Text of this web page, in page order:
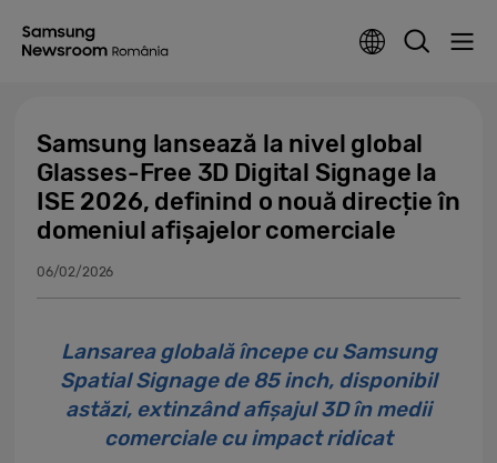
Samsung lansează la nivel global
Glasses-Free 3D Digital Signage la
ISE 2026, definind o nouă direcție în
domeniul afișajelor comerciale
06/02/2026
Lansarea globală începe cu Samsung
Spatial Signage de 85 inch, disponibil
astăzi, extinzând afișajul 3D în medii
comerciale cu impact ridicat